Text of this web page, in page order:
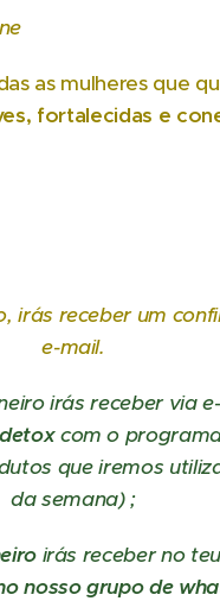
as mulheres que
fortalecidas e
irás receber um
e-mail.
irás receber via
com o
que iremos
da semana);
irás receber no
nosso grupo de